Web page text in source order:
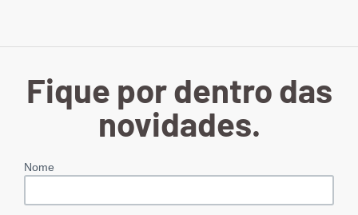
Fique por dentro das
novidades.
Nome